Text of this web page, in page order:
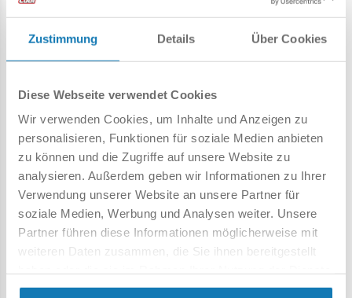
Zustimmung Details Über Cookies
Diese Webseite verwendet Cookies
Wir verwenden Cookies, um Inhalte und Anzeigen zu
personalisieren, Funktionen für soziale Medien anbieten
zu können und die Zugriffe auf unsere Website zu
analysieren. Außerdem geben wir Informationen zu Ihrer
Verwendung unserer Website an unsere Partner für
soziale Medien, Werbung und Analysen weiter. Unsere
Partner führen diese Informationen möglicherweise mit
weiteren Daten zusammen, die Sie ihnen bereitgestellt
gesammelt haben.
Katalog-Nr.:
COBI-43320
Hersteller:
Cobi Factory SA
Farben:
brązowy
Lokalizacja produktu:
Homepage Einzelteile Fenster und Dächer Fenster
Warnung
Achtung: Nicht für Kinder unter 36 Monaten geeignet.
Erstickungsgefahr. Kleine Teile könnten verschluckt
aufzubewahren. Modell und Farben können leicht von der